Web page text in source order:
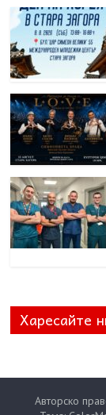
Харесайте
Авторско